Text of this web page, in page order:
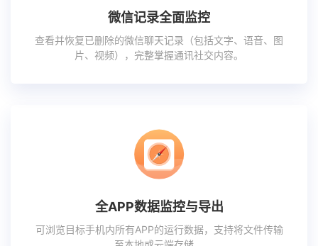
微信记录全面监控
查看并恢复已删除的微信聊天记录（包括文字、语音、图
片、视频），完整掌握通讯社交内容。
全APP数据监控与导出
可浏览目标手机内所有APP的运行数据，支持将文件传输